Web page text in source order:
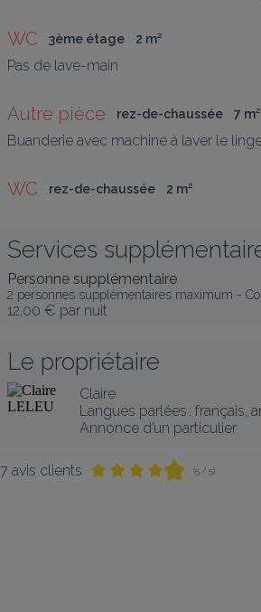
WC 3ème étage 2 m²
Pas de lave-main
Autre pièce rez-de-chaussée 7 m²
Buanderie avec machine à laver le
WC rez-de-chaussée 2 m²
Services
Personne supplémentaire
2 personnes supplémentaires maximum -
12,00 € par nuit
Le propriétaire
Claire
Langues parlées : français,
Annonce d’un particulier
7 avis clients (5 / 5)